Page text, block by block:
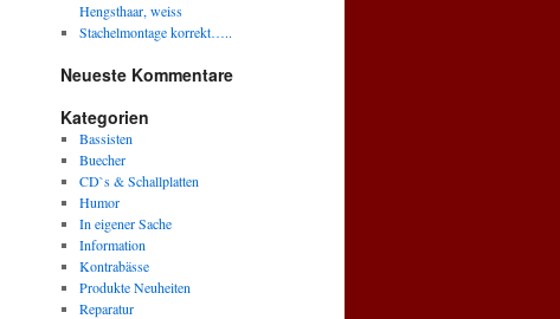
Hengsthaar, weiss
Stachelmontage korrekt…..
Neueste Kommentare
Kategorien
Bassisten
Buecher
CD`s & Schallplatten
Humor
In eigener Sache
Information
Kontrabässe
Produkte Neuheiten
Reparatur